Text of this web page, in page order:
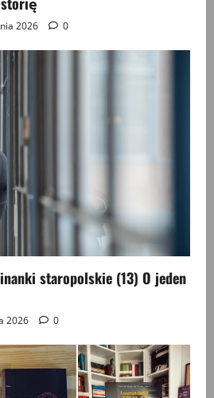
2026 0
staropolskie (13) O jeden
2026 0